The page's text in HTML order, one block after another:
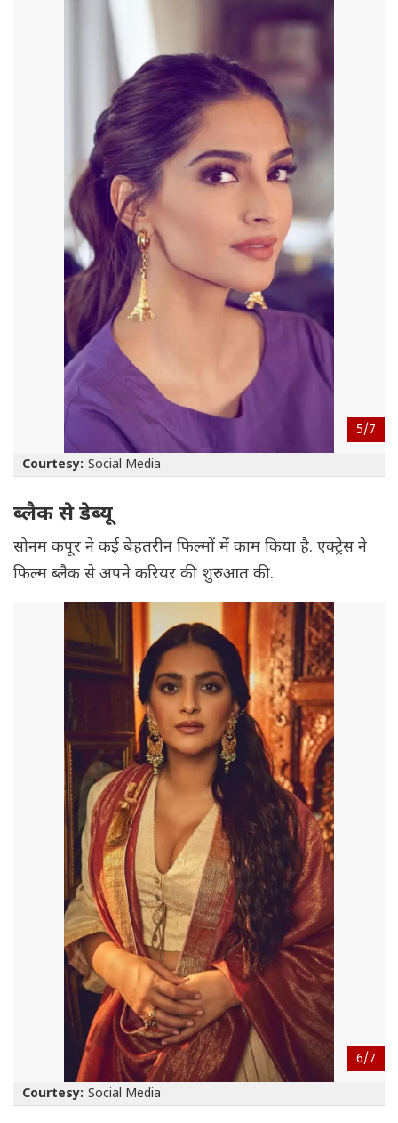
5/7
Courtesy: Social Media
ब्लैक से डेब्यू
सोनम कपूर ने कई बेहतरीन फिल्मों में काम किया है. एक्ट्रेस ने
फिल्म ब्लैक से अपने करियर की शुरुआत की.
6/7
Courtesy: Social Media